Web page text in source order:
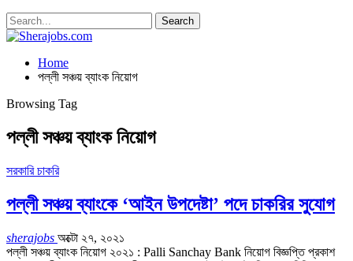
Home
পল্লী সঞ্চয় ব্যাংক নিয়োগ
Browsing Tag
পল্লী সঞ্চয় ব্যাংক নিয়োগ
সরকারি চাকরি
পল্লী সঞ্চয় ব্যাংকে ‘আইন উপদেষ্টা’ পদে চাকরির সুযোগ
sherajobs অক্টো ২৭, ২০২১
পল্লী সঞ্চয় ব্যাংক নিয়োগ ২০২১ : Palli Sanchay Bank নিয়ােগ বিজ্ঞপ্তি প্রকাশ